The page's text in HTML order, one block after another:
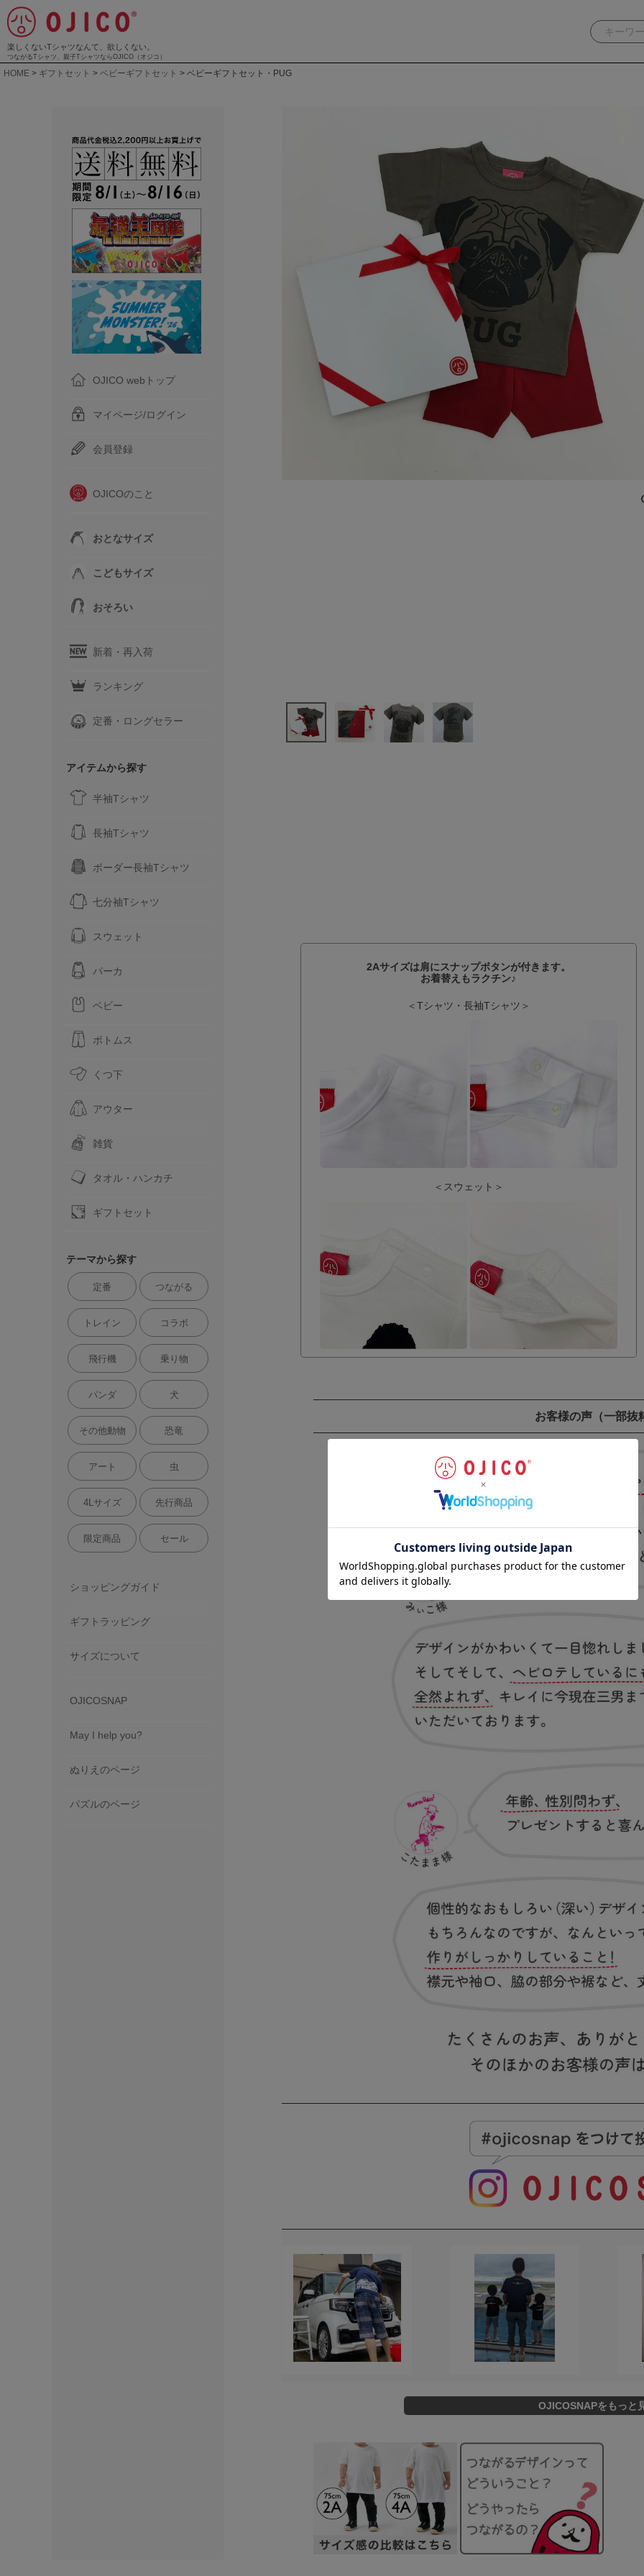
楽しくないTシャツなんて、欲しくない。
つながるTシャツ、親子TシャツならOJICO（オジコ）
HOME ギフトセット ベビーギフトセット ベビーギフトセット・PUG
OJICO webトップ
マイページ/ログイン
会員登録
OJICOのこと
おとなサイズ
こどもサイズ
おそろい
新着・再入荷
ランキング
定番・ロングセラー
アイテムから探す
半袖Tシャツ
長袖Tシャツ
ボーダー長袖Tシャツ
七分袖Tシャツ
スウェット
パーカ
ベビー
ボトムス
くつ下
アウター
雑貨
タオル・ハンカチ
ギフトセット
テーマから探す
定番 つながる
トレイン コラボ
飛行機 乗り物
パンダ 犬
その他動物 恐竜
アート 虫
4Lサイズ 先行商品
限定商品 セール
ショッピングガイド
ギフトラッピング
サイズについて
OJICOSNAP
May I help you?
ぬりえのページ
パズルのページ
2Aサイズは肩にスナップボタンが付きます。
お着替えもラクチン♪
＜Tシャツ・長袖Tシャツ＞
＜スウェット＞
お客様の声 （一部抜
OJICOSNAPをもっと